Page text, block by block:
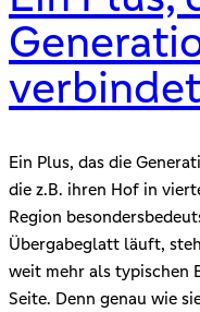
verbindet
Ein Plus, das die
die z.B. ihren Hof in
Region
Übergabeglatt läuft,
weit mehr als typischen
Seite. Denn genau wie